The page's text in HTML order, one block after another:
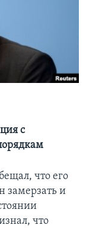
с
что его
замерзать и
что